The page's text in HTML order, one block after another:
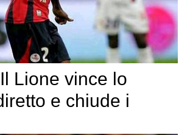
Lione vince lo
e chiude i